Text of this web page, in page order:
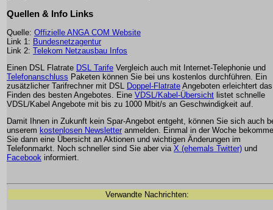
Quellen & Info Links
Quelle: Offizielle ANGA COM Website
Link 1: Bundesnetzagentur
Link 2: Telekom Netzausbau Infos
Einen DSL Flatrate DSL Tarife Vergleich auch mit Internet-Telephonie und
Telefonanschluss Paketen können Sie bei uns kostenlos durchführen. Ein
zusätzlicher Tarifrechner mit DSL Doppel-Flatrate Angeboten erleichtert das
Finden des besten Angebotes. Eine VDSL/Kabel-Übersicht listet schnelle
VDSL/Kabel Angebote mit bis zu 1000 Mbit/s an Geschwindigkeit auf.
Damit Ihnen in Zukunft kein Spar-Angebot entgeht, können Sie sich auch
unserem kostenlosen Newsletter anmelden. Einmal in der Woche
Sie dann eine Übersicht an Aktionen und wichtigen Änderungen im
Telefonmarkt. Noch schneller sind Sie aber via X (ehemals Twitter) und
Facebook informiert.
Verwandte Nachrichten: